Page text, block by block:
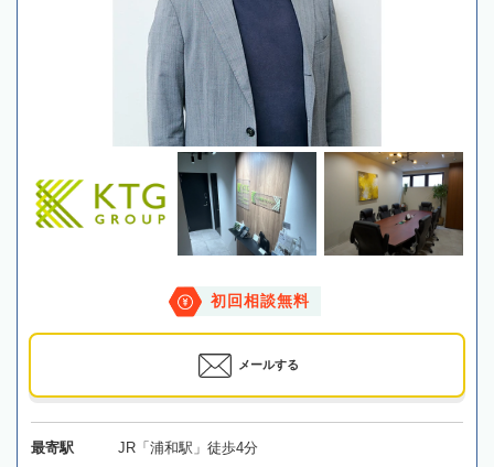
初回相談無料
メールする
最寄駅 JR「浦和駅」徒歩4分